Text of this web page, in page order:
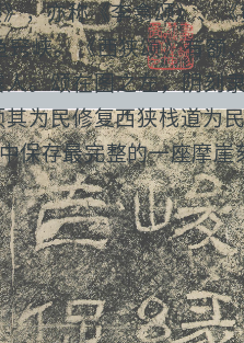
，亦称《李翕颂》、
峡。《西狭颂》有额
。颂在图之左，阴
为民修复西狭栈道为
保存最完整的一座摩崖